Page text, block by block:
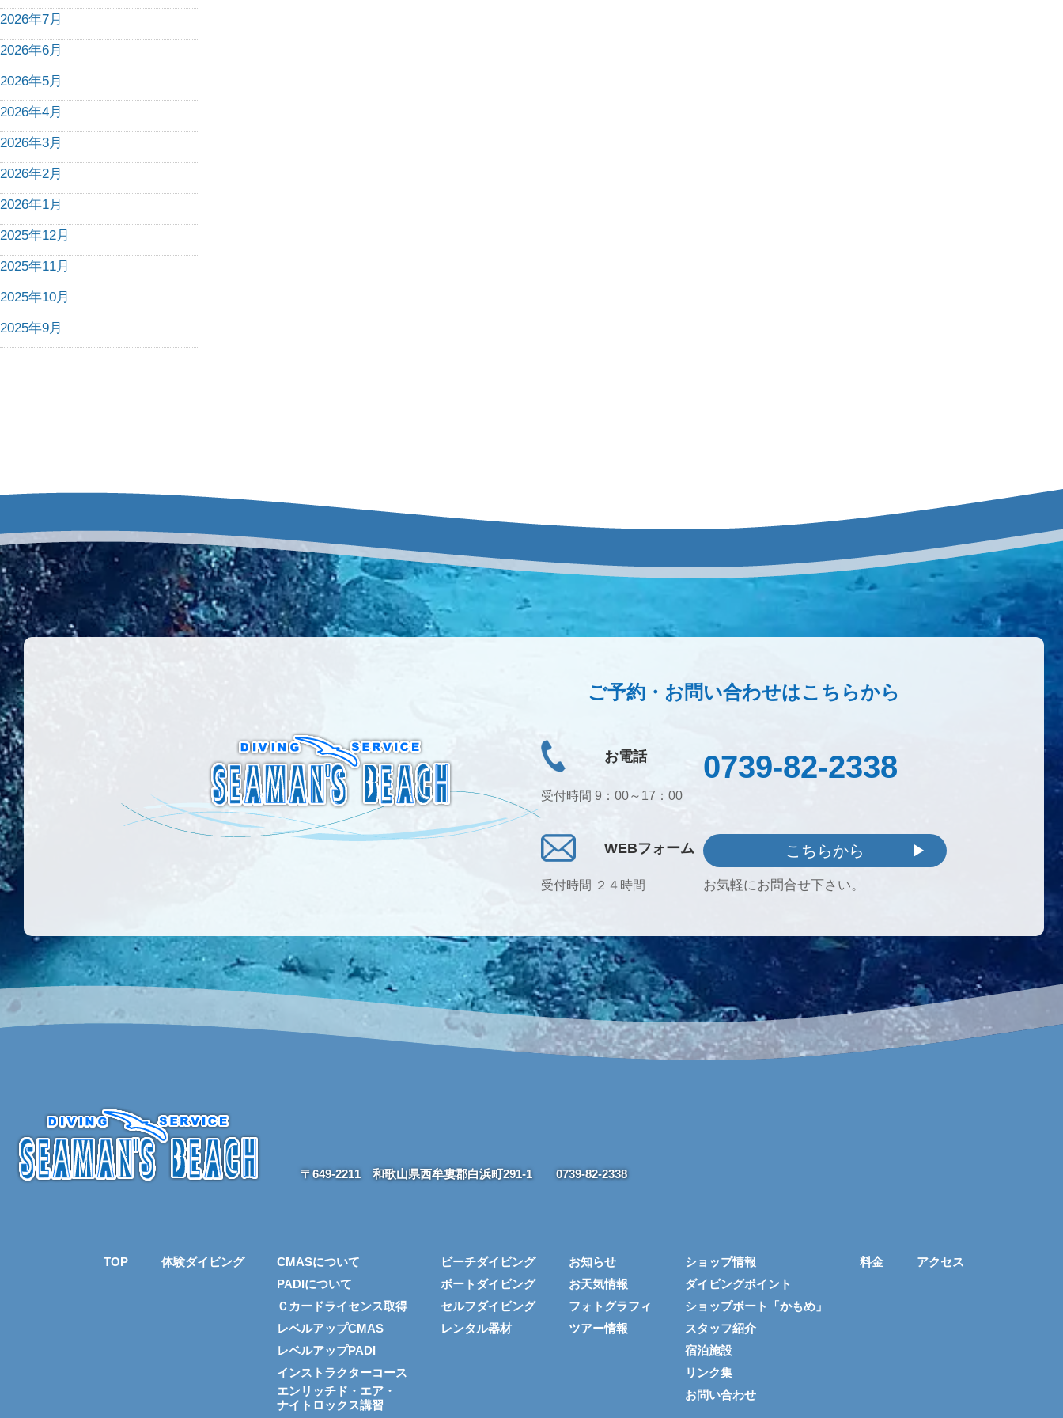
2026年7月
2026年6月
2026年5月
2026年4月
2026年3月
2026年2月
2026年1月
2025年12月
2025年11月
2025年10月
2025年9月
ご予約・お問い合わせはこちらから
お電話
受付時間 9：00～17：00
0739-82-2338
WEBフォーム
受付時間 ２４時間
こちらから
お気軽にお問合せ下さい。
〒649-2211 和歌山県西牟婁郡白浜町291-1 0739-82-2338
TOP 体験ダイビング
CMASについて
PADIについて
Ｃカードライセンス取得
レベルアップCMAS
レベルアップPADI
インストラクターコース
エンリッチド・エア・
ナイトロックス講習
ビーチダイビング
ボートダイビング
セルフダイビング
レンタル器材
お知らせ
お天気情報
フォトグラフィ
ツアー情報
ショップ情報
ダイビングポイント
ショップボート「かもめ」
スタッフ紹介
宿泊施設
リンク集
お問い合わせ
料金 アクセス